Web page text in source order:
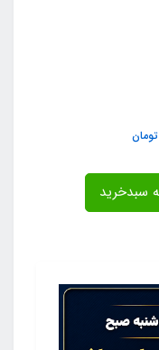
تومان